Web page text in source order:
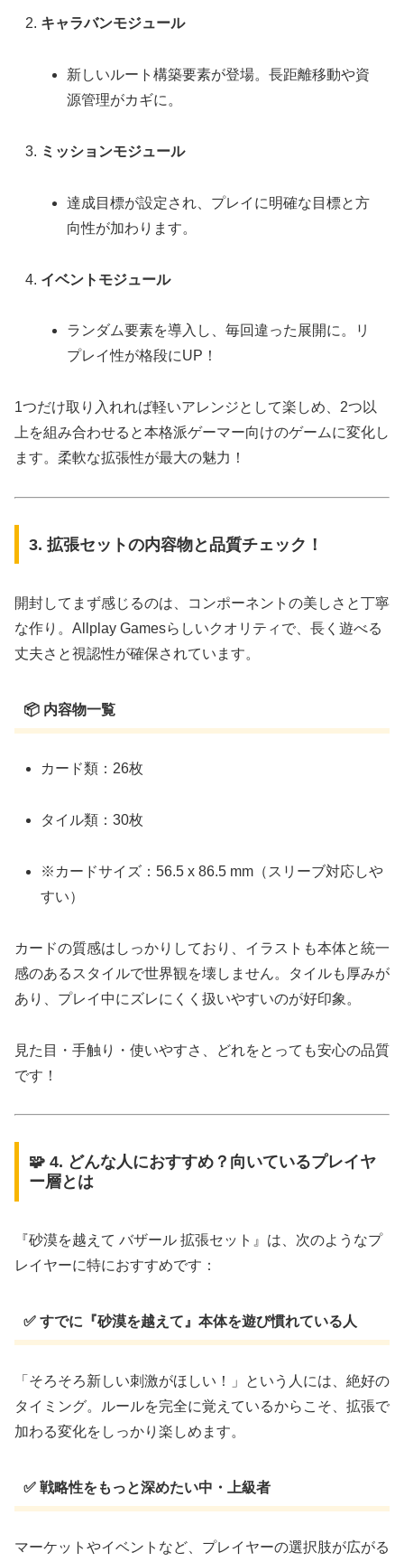
キャラバンモジュール
新しいルート構築要素が登場。長距離移動や資
源管理がカギに。
ミッションモジュール
達成目標が設定され、プレイに明確な目標と方
向性が加わります。
イベントモジュール
ランダム要素を導入し、毎回違った展開に。リ
プレイ性が格段にUP！
1つだけ取り入れれば軽いアレンジとして楽しめ、2つ以
上を組み合わせると本格派ゲーマー向けのゲームに変化し
ます。柔軟な拡張性が最大の魅力！
3. 拡張セットの内容物と品質チェック！
開封してまず感じるのは、コンポーネントの美しさと丁寧
な作り。Allplay Gamesらしいクオリティで、長く遊べる
丈夫さと視認性が確保されています。
📦 内容物一覧
カード類：26枚
タイル類：30枚
※カードサイズ：56.5 x 86.5 mm（スリーブ対応しや
すい）
カードの質感はしっかりしており、イラストも本体と統一
感のあるスタイルで世界観を壊しません。タイルも厚みが
あり、プレイ中にズレにくく扱いやすいのが好印象。
見た目・手触り・使いやすさ、どれをとっても安心の品質
です！
🧩 4. どんな人におすすめ？向いているプレイヤ
ー層とは
『砂漠を越えて バザール 拡張セット』は、次のようなプ
レイヤーに特におすすめです：
✅ すでに『砂漠を越えて』本体を遊び慣れている人
「そろそろ新しい刺激がほしい！」という人には、絶好の
タイミング。ルールを完全に覚えているからこそ、拡張で
加わる変化をしっかり楽しめます。
✅ 戦略性をもっと深めたい中・上級者
マーケットやイベントなど、プレイヤーの選択肢が広がる